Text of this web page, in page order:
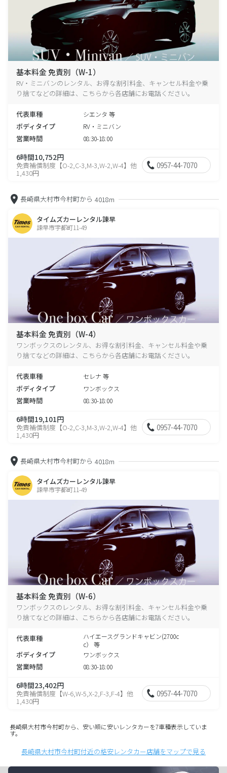
基本料金 免責別（W-1）
RV・ミニバンのレンタル、お得な割引料金、キャンセル料金や乗
り捨てなどの詳細は、こちらから各店舗にお電話ください。
代表車種 シエンタ 等
ボディタイプ RV・ミニバン
営業時間 08:30-18:00
6時間10,752円
免責補償制度【O-2,C-3,M-3,W-2,W-4】他
1,430円
0957-44-7070
長崎県大村市今村町から 4018m
タイムズカーレンタル諫早
諫早市宇都町11-49
基本料金 免責別（W-4）
ワンボックスのレンタル、お得な割引料金、キャンセル料金や乗
り捨てなどの詳細は、こちらから各店舗にお電話ください。
代表車種 セレナ 等
ボディタイプ ワンボックス
営業時間 08:30-18:00
6時間19,101円
免責補償制度【O-2,C-3,M-3,W-2,W-4】他
1,430円
0957-44-7070
長崎県大村市今村町から 4018m
タイムズカーレンタル諫早
諫早市宇都町11-49
基本料金 免責別（W-6）
ワンボックスのレンタル、お得な割引料金、キャンセル料金や乗
り捨てなどの詳細は、こちらから各店舗にお電話ください。
代表車種
ハイエースグランドキャビン(2700c
c） 等
ボディタイプ ワンボックス
営業時間 08:30-18:00
6時間23,402円
免責補償制度【W-6,W-5,X-2,F-3,F-4】他
1,430円
0957-44-7070
長崎県大村市今村町から、安い順に安いレンタカーを7車種表示していま
す。
長崎県大村市今村町付近の格安レンタカー店舗をマップで見る